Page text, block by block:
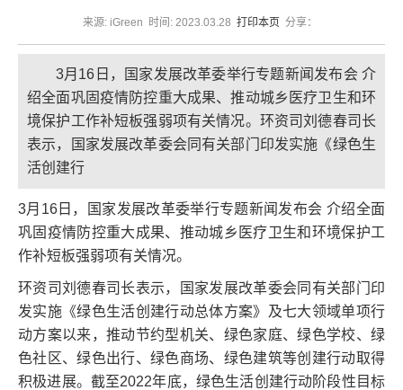
来源: iGreen 时间: 2023.03.28 打印本页分享：
3月16日，国家发展改革委举行专题新闻发布会 介
绍全面巩固疫情防控重大成果、推动城乡医疗卫生和环
境保护工作补短板强弱项有关情况。环资司刘德春司长
表示，国家发展改革委会同有关部门印发实施《绿色生
活创建行
3月16日，国家发展改革委举行专题新闻发布会 介绍全面
巩固疫情防控重大成果、推动城乡医疗卫生和环境保护工
作补短板强弱项有关情况。
环资司刘德春司长表示，国家发展改革委会同有关部门印
发实施《绿色生活创建行动总体方案》及七大领域单项行
动方案以来，推动节约型机关、绿色家庭、绿色学校、绿
色社区、绿色出行、绿色商场、绿色建筑等创建行动取得
积极进展。截至2022年底，绿色生活创建行动阶段性目标